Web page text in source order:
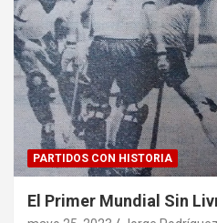
PARTIDOS CON HISTORIA
El Primer Mundial Sin